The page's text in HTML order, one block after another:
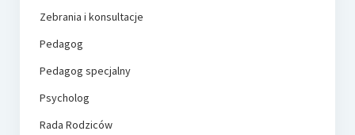
Zebrania i konsultacje
Pedagog
Pedagog specjalny
Psycholog
Rada Rodziców